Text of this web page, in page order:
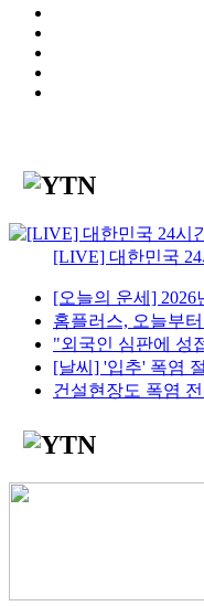
[LIVE] 대한민국
[오늘의 운세] 2026
홈플러스, 오늘부
"외국인 심판에 성
[날씨] '입추' 폭염
건설현장도 폭염